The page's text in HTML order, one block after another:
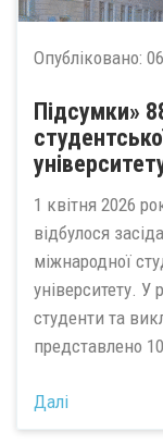
Опубліковано:
Підсумки»
1 квітня 2026
відбулося
міжнародної
університету. У
студенти та
представлено
Далі